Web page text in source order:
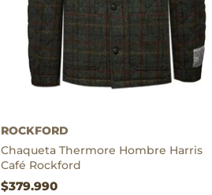
ROCKFORD
Chaqueta Thermore Hombre Harris
Café Rockford
$379.990